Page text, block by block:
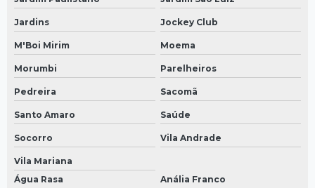
Jardins Jockey Club
M'Boi Mirim Moema
Morumbi Parelheiros
Pedreira Sacomã
Santo Amaro Saúde
Socorro Vila Andrade
Vila Mariana
Água Rasa
Anália Franco